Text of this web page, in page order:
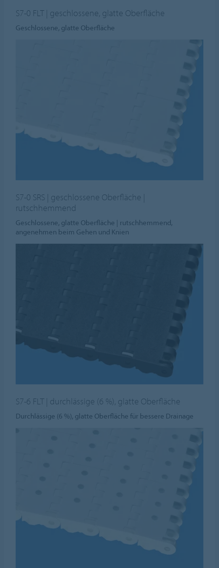
S7-0 FLT | geschlossene, glatte Oberfläche
Geschlossene, glatte Oberfläche
S7-0 SRS | geschlossene Oberfläche |
rutschhemmend
Geschlossene, glatte Oberfläche | rutschhemmend,
angenehmen beim Gehen und Knien
S7-6 FLT | durchlässige (6 %), glatte Oberfläche
Durchlässige (6 %), glatte Oberfläche für bessere Drainage